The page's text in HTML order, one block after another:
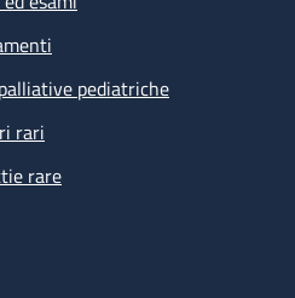
visita infettivologica
visita nefrologica
counselling psicologico
esami ematochimici, esami
tampone anale per PAP test e
ECG
dei percorsi dell’ambulatorio
pediatriche
rari
rare